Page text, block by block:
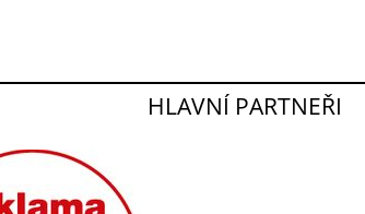
HLAVNÍ PARTNEŘI